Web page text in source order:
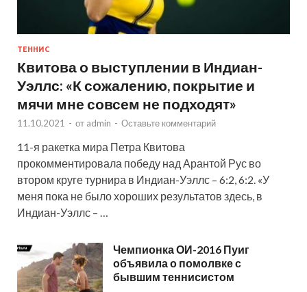
ТЕННИС
Квитова о выступлении в Индиан-
Уэллс: «К сожалению, покрытие и
мячи мне совсем не подходят»
11.10.2021 - от admin - Оставьте комментарий
11-я ракетка мира Петра Квитова
прокомментировала победу над Арантой Рус во
втором круге турнира в Индиан-Уэллс – 6:2, 6:2. «У
меня пока не было хороших результатов здесь, в
Индиан-Уэллс – …
Чемпионка ОИ-2016 Пуиг
объявила о помолвке с
бывшим теннисистом